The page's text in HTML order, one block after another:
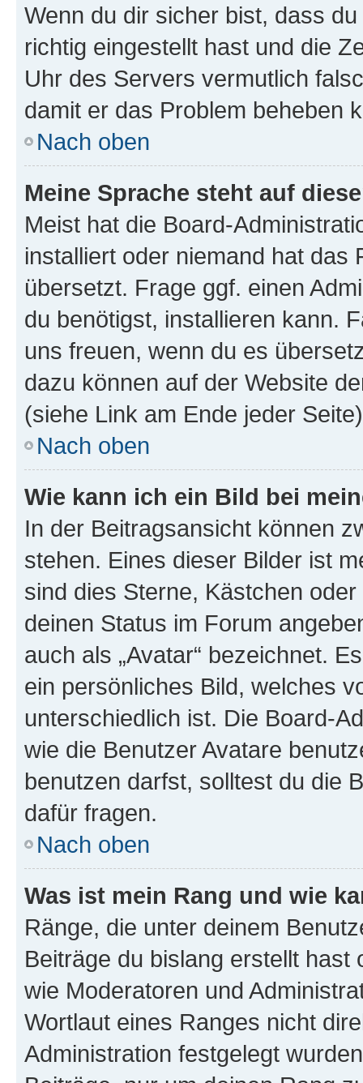
Wenn du dir sicher bist, dass
richtig eingestellt hast und die
Uhr des Servers vermutlich
damit er das Problem beheben
Nach oben
Meine Sprache steht auf
Meist hat die Board-
installiert oder niemand hat das
übersetzt. Frage ggf. einen
du benötigst, installieren kann.
uns freuen, wenn du es
dazu können auf der Website
(siehe Link am Ende jeder
Nach oben
Wie kann ich ein Bild bei
In der Beitragsansicht können
stehen. Eines dieser Bilder ist
sind dies Sterne, Kästchen
deinen Status im Forum
auch als „Avatar“ bezeichnet.
ein persönliches Bild, welches
unterschiedlich ist. Die Board-
wie die Benutzer Avatare
benutzen darfst, solltest du die
dafür fragen.
Nach oben
Was ist mein Rang und wie
Ränge, die unter deinem
Beiträge du bislang erstellt
wie Moderatoren und
Wortlaut eines Ranges nicht
Administration festgelegt